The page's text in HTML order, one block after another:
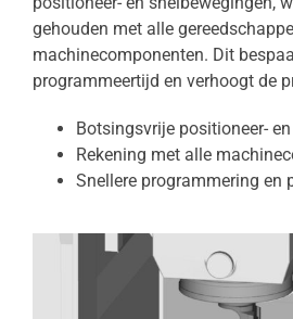
gehouden met alle
machinecomponenten. Dit
programmeertijd en verhoogt de
Botsingsvrije positioneer-
Rekening met alle
Snellere programmering en